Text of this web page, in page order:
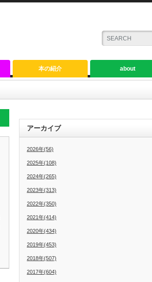
本の紹介 about
アーカイブ
2026年(56)
2025年(108)
2024年(265)
2023年(313)
2022年(350)
2021年(414)
2020年(434)
2019年(453)
2018年(507)
2017年(604)